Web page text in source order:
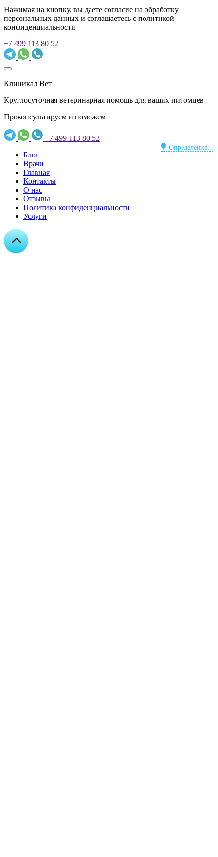
Нажимая на кнопку, вы даете согласие на обработку
персональных данных и соглашаетесь c политикой
конфиденциальности
+7 499 113 80 52
Клиникал Вет
Круглосуточная ветеринарная помощь для ваших питомцев
Проконсультируем и поможем
+7 499 113 80 52
Определение...
Блог
Врачи
Главная
Контакты
О нас
Отзывы
Политика конфиденциальности
Услуги